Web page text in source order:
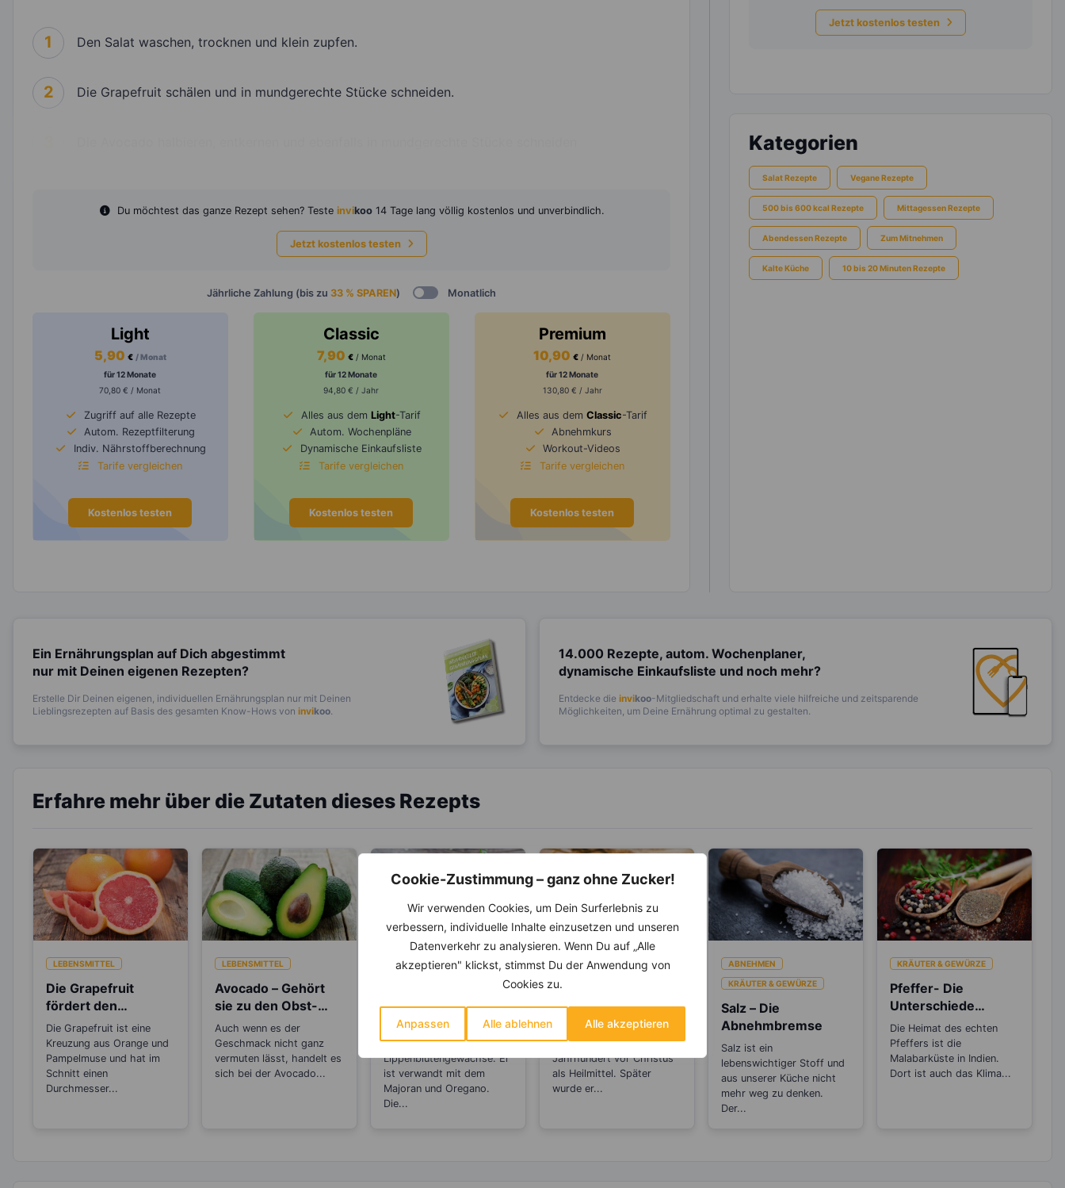
Cookie-Zustimmung – ganz ohne Zucker!
Wir verwenden Cookies, um Dein Surferlebnis zu
verbessern, individuelle Inhalte einzusetzen und unseren
Datenverkehr zu analysieren. Wenn Du auf „Alle
akzeptieren" klickst, stimmst Du der Anwendung von
Cookies zu.
Anpassen Alle ablehnen Alle akzeptieren
1 Den Salat waschen, trocknen und klein zupfen.
2 Die Grapefruit schälen und in mundgerechte Stücke schneiden.
Du möchtest das ganze Rezept sehen? Teste invikoo 14 Tage lang völlig kostenlos und unverbindlich.
Jetzt kostenlos testen
Jährliche Zahlung (bis zu 33 % SPAREN) Monatlich
Light
5,90 € / Monat
für 12 Monate
70,80 € / Monat
Zugriff auf alle Rezepte
Autom. Rezeptfilterung
Indiv. Nährstoffberechnung
Tarife vergleichen
Kostenlos testen
Classic
7,90 € / Monat
für 12 Monate
94,80 € / Jahr
Alles aus dem Light-Tarif
Autom. Wochenpläne
Dynamische Einkaufsliste
Tarife vergleichen
Kostenlos testen
Premium
10,90€ / Monat
für 12 Monate
130,80 € / Jahr
Alles aus dem Classic-Tarif
Abnehmkurs
Workout-Videos
Tarife vergleichen
Kostenlos testen
Jetzt kostenlos testen
Kategorien
Salat Rezepte Vegane Rezepte
500 bis 600 kcal Rezepte Mittagessen Rezepte
Abendessen Rezepte Zum Mitnehmen
Kalte Küche 10 bis 20 Minuten Rezepte
Ein Ernährungsplan auf Dich abgestimmt
nur mit Deinen eigenen Rezepten?
Erstelle Dir Deinen eigenen, individuellen Ernährungsplan nur mit Deinen
Lieblingsrezepten auf Basis des gesamten Know-Hows von invikoo.
14.000 Rezepte, autom. Wochenplaner,
dynamische Einkaufsliste und noch mehr?
Entdecke die invikoo-Mitgliedschaft und erhalte viele hilfreiche und zeitsparende
Möglichkeiten, um Deine Ernährung optimal zu gestalten.
Erfahre mehr über die Zutaten dieses Rezepts
LEBENSMITTEL
Die Grapefruit
fördert den
Fettabbau in der
Leber
Die Grapefruit ist eine
Kreuzung aus Orange und
Pampelmuse und hat im
Schnitt einen
Durchmesser...
LEBENSMITTEL
Avocado – Gehört
sie zu den Obst-
oder
Gemüsesorten?
Auch wenn es der
Geschmack nicht ganz
vermuten lässt, handelt es
sich bei der Avocado...
KRÄUTER & GEWÜRZE
entzündungshemm
end sowie bei
Husten und
Erkältungen
Thymian gehört zur
Familie der
Lippenblütengewächse. Er
ist verwandt mit dem
Majoran und Oregano.
Die...
KRÄUTER & GEWÜRZE
Senf – Wirkt
antibakteriell,
entzündungshemm
end und Blutdruck
senkend
Bereits die Griechen
benutzten Senf im 4.
Jahrhundert vor Christus
als Heilmittel. Später
wurde er...
ABNEHMEN
KRÄUTER & GEWÜRZE
Salz – Die
Abnehmbremse
Salz ist ein
lebenswichtiger Stoff und
aus unserer Küche nicht
mehr weg zu denken.
Der...
KRÄUTER & GEWÜRZE
Pfeffer- Die
Unterschiede
zwischen den
Sorten
Die Heimat des echten
Pfeffers ist die
Malabarküste in Indien.
Dort ist auch das Klima...